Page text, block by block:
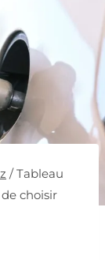
/ Tableau
choisir